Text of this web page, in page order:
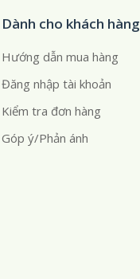
Dành cho khách hàng
Hướng dẫn mua hàng
Đăng nhập tài khoản
Kiểm tra đơn hàng
Góp ý/Phản ánh